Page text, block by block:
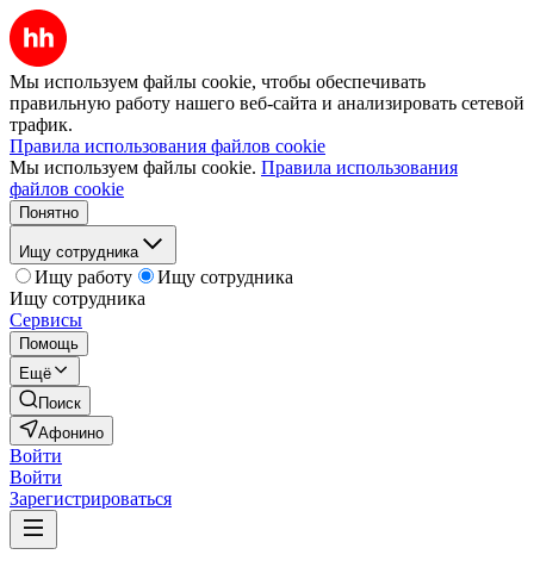
Мы используем файлы cookie, чтобы обеспечивать
правильную работу нашего веб-сайта и анализировать сетевой
трафик.
Правила использования файлов cookie
Мы используем файлы cookie. Правила использования
файлов cookie
Понятно
Ищу сотрудника
Ищу работу
Ищу сотрудника
Ищу сотрудника
Сервисы
Помощь
Ещё
Поиск
Афонино
Войти
Войти
Зарегистрироваться